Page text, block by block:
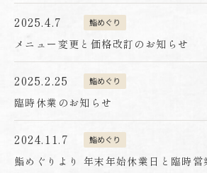
2025.4.7 鮨めぐり
メニュー変更と価格改訂のお知らせ
2025.2.25 鮨めぐり
臨時休業のお知らせ
2024.11.7 鮨めぐり
鮨めぐりより 年末年始休業日と臨時営